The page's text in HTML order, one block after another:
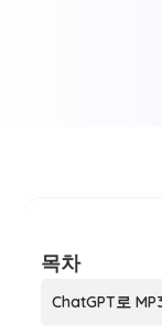
목차
ChatGPT로